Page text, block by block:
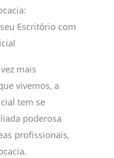
Escritório com
mais
vivemos, a
tem se
poderosa
profissionais,